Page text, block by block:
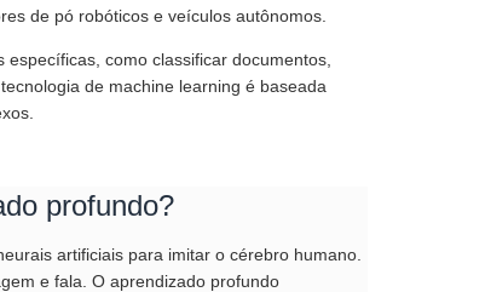
de pó robóticos e veículos autônomos.
como classificar documentos,
de machine learning é baseada
profundo?
artificiais para imitar o cérebro humano.
e fala. O aprendizado profundo